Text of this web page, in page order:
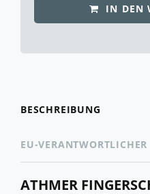
IN DEN
BESCHREIBUNG
EU-VERANTWORTLICHER
ATHMER